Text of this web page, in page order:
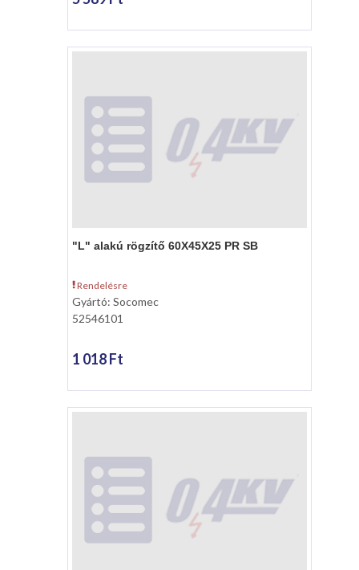
"L" alakú rögzítő 60X45X25 PR SB
Rendelésre
Gyártó: Socomec
52546101
1 018 Ft